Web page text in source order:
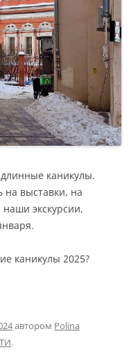
каникулы.
на выставки, на
экскурсии,
каникулы 2025?
автором Polina
.